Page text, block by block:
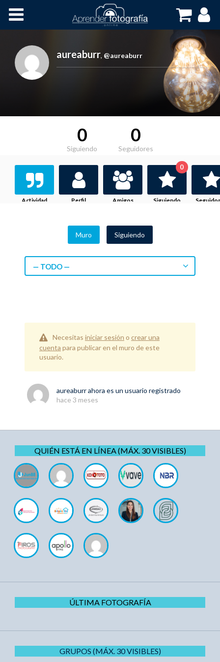
Cursos OnLine
aureaburr, @aureaburr
0
Siguiendo
0
Seguidores
Actividad Perfil Amigos Siguiendo
0
Muro Siguiendo
— TODO —
Necesitas iniciar sesión o crear una
cuenta para publicar en el muro de este
usuario.
aureaburrahora es un usuario registrado
hace 3 meses
QUIÉN ESTÁ EN LÍNEA (MÁX. 30 VISIBLES)
ÚLTIMA FOTOGRAFÍA
GRUPOS (MÁX. 30 VISIBLES)